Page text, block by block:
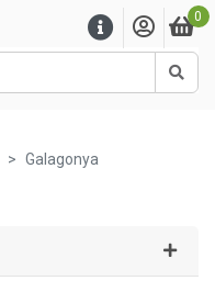
0
Galagonya